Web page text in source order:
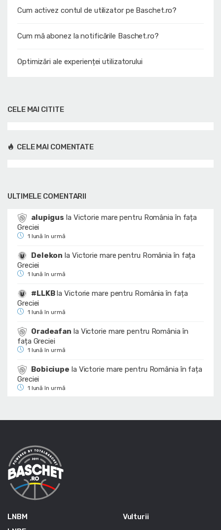
Cum activez contul de utilizator pe Baschet.ro?
Cum mă abonez la notificările Baschet.ro?
Optimizări ale experienței utilizatorului
CELE MAI CITITE
CELE MAI COMENTATE
ULTIMELE COMENTARII
alupigus la Victorie mare pentru România în fața
Greciei
1 lună în urmă
Delekon la Victorie mare pentru România în fața
Greciei
1 lună în urmă
#LLKBlaVictorie mare pentru România în fața
Greciei
1 lună în urmă
Oradeafan la Victorie mare pentru România în
fața Greciei
1 lună în urmă
Bobiciupe la Victorie mare pentru România în fața
Greciei
1 lună în urmă
LNBM
Vulturii